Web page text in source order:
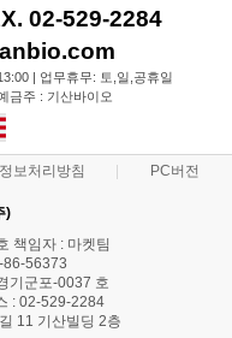
02-529-2284
| 업무휴무: 토,일,공휴일
금주 : 기산바이오
보처리방침 PC버전
)
책임자 : 마켓팀
86-56373
기군포-0037 호
: 02-529-2284
11 기산빌딩 2층